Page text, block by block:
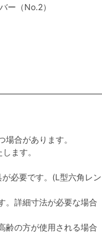
ー（No.2）
合があります。
ます。
必要です。(L型六角レン
。詳細寸法が必要な場合
齢の方が使用される場合